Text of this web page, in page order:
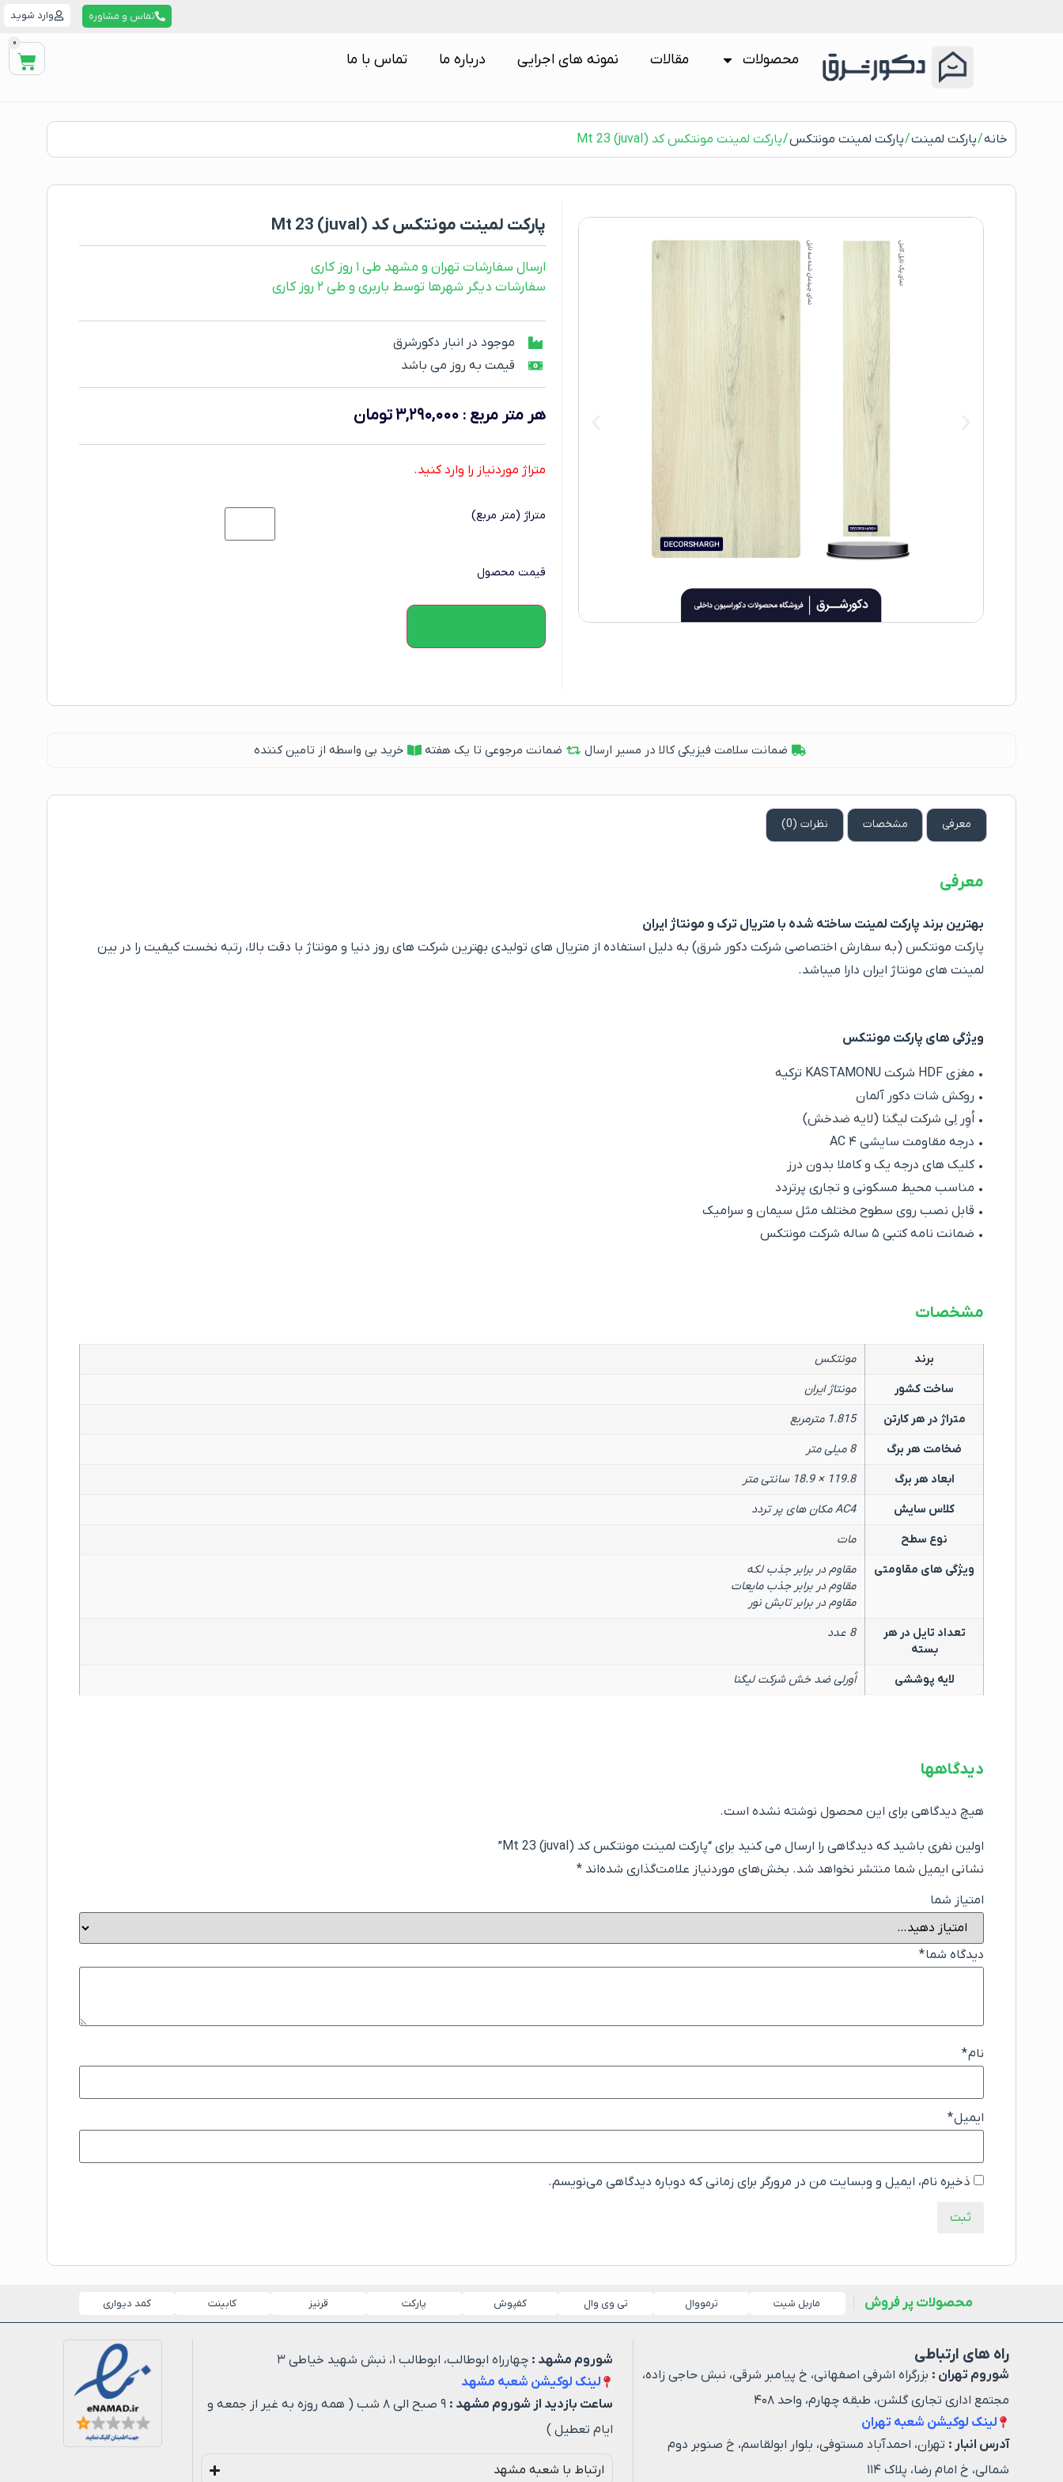
تماس و مشاوره وارد شوید
محصولات مقالات نمونه های اجرایی درباره ما تماس با ما
0
خانه/پارکت لمینت/پارکت لمینت مونتکس/ پارکت لمینت مونتکس کد Mt 23 (juval)
پارکت لمینت مونتکس کد Mt 23 (juval)
ارسال سفارشات تهران و مشهد طی ۱ روز کاری
سفارشات دیگر شهرها توسط باربری و طی ۲ روز کاری
موجود در انبار دکورشرق
قیمت به روز می باشد
هر متر مربع : ۳,۲۹۰,۰۰۰تومان
متراژ موردنیاز را وارد کنید.
متراژ (متر مربع)
قیمت محصول
ضمانت سلامت فیزیکی کالا در مسیر ارسال ضمانت مرجوعی تا یک هفته خرید بی واسطه از تامین کننده
معرفی مشخصات نظرات (0)
معرفی
بهترین برند پارکت لمینت ساخته شده با متریال ترک و مونتاژ ایران
پارکت مونتکس (به سفارش اختصاصی شرکت دکور شرق) به دلیل استفاده از متریال های تولیدی بهترین شرکت های روز دنیا و مونتاژ با دقت بالا، رتبه نخست کیفیت را در بین
لمینت های مونتاژ ایران دارا میباشد.
ویژگی های پارکت مونتکس
• مغزی HDF شرکت KASTAMONU ترکیه
• روکش شات دکور آلمان
• اُوِر لِی شرکت لیگنا (لایه ضدخش)
• درجه مقاومت سایشی ‌AC ۴
• کلیک های درجه یک و کاملا بدون درز
• مناسب محیط مسکونی و تجاری پرتردد
• قابل نصب روی سطوح مختلف مثل سیمان و سرامیک
• ضمانت نامه کتبی ۵ ساله شرکت مونتکس
مشخصات
برند
مونتکس
ساخت کشور
مونتاژ ایران
متراژ در هر کارتن
1.815 مترمربع
ضخامت هر برگ
8 میلی متر
ابعاد هر برگ
119.8 × 18.9 سانتی متر
کلاس سایش
AC4 مکان های پر تردد
نوع سطح
مات
ویژگی های مقاومتی
مقاوم در برابر جذب لکه
مقاوم در برابر جذب مایعات
مقاوم در برابر تابش نور
تعداد تایل در هر
بسته
8 عدد
لایه پوششی اُورلی ضد خش شرکت لیگنا
دیدگاهها
هیچ دیدگاهی برای این محصول نوشته نشده است.
اولین نفری باشید که دیدگاهی را ارسال می کنید برای “پارکت لمینت مونتکس کد Mt 23 (juval)”
نشانی ایمیل شما منتشر نخواهد شد. بخش‌های موردنیاز علامت‌گذاری شده‌اند *
امتیاز شما
دیدگاه شما*
نام*
ایمیل*
ذخیره نام، ایمیل و وبسایت من در مرورگر برای زمانی که دوباره دیدگاهی می‌نویسم.
محصولات پر فروش ماربل شیت ترمووال تی وی وال کفپوش پارکت قرنیز کابینت کمد دیواری
راه های ارتباطی
شوروم تهران : بزرگراه اشرفی اصفهانی، خ پیامبر شرقی، نبش حاجی زاده،
مجتمع اداری تجاری گلشن، طبقه چهارم، واحد ۴۰۸
لینک لوکیشن شعبه تهران
آدرس انبار : تهران، احمدآباد مستوفی، بلوار ابولقاسم، خ صنوبر دوم
شمالی، خ امام رضا، پلاک ۱۱۴
شوروم مشهد : چهارراه ابوطالب، ابوطالب ۱، نبش شهید خیاطی ۳
لینک لوکیشن شعبه مشهد
ساعت بازدید از شوروم مشهد :
۹ صبح الی ۸ شب ( همه روزه به غیر از جمعه و
ایام تعطیل )
ارتباط با شعبه مشهد